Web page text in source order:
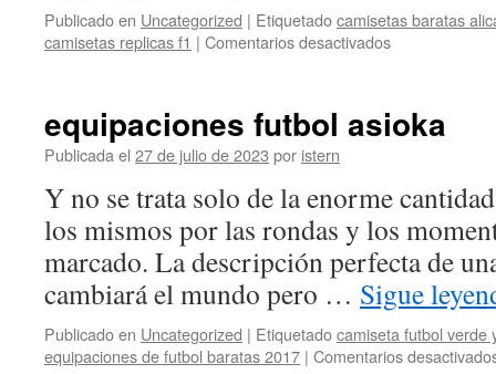
Publicado en Uncategorized | Etiquetadocamisetas baratas
camisetas replicas f1 | Comentarios desactivadosen
de
equipaciones futbol asioka
Publicada el 27 de julio de 2023 por istern
Y no se trata solo de la enorme
los mismos por las rondas y los
marcado. La descripción perfecta de
cambiará el mundo pero … Sigue
Publicado en Uncategorized | Etiquetadocamiseta futbol verde
equipaciones de futbol baratas 2017 | Comentarios